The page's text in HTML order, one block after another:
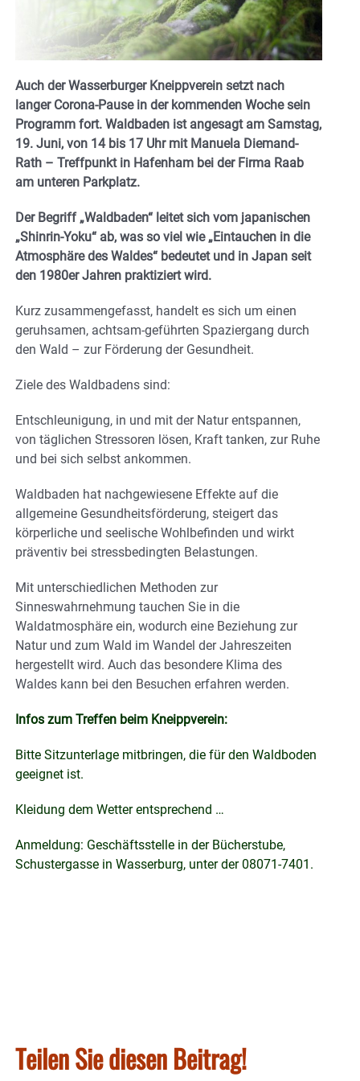
Auch der Wasserburger Kneippverein setzt nach
langer Corona-Pause in der kommenden Woche sein
Programm fort. Waldbaden ist angesagt am Samstag,
19. Juni, von 14 bis 17 Uhr mit Manuela Diemand-
Rath – Treffpunkt in Hafenham bei der Firma Raab
am unteren Parkplatz.
Der Begriff „Waldbaden“ leitet sich vom japanischen
„Shinrin-Yoku“ ab, was so viel wie „Eintauchen in die
Atmosphäre des Waldes“ bedeutet und in Japan seit
den 1980er Jahren praktiziert wird.
Kurz zusammengefasst, handelt es sich um einen
geruhsamen, achtsam-geführten Spaziergang durch
den Wald – zur Förderung der Gesundheit.
Ziele des Waldbadens sind:
Entschleunigung, in und mit der Natur entspannen,
von täglichen Stressoren lösen, Kraft tanken, zur Ruhe
und bei sich selbst ankommen.
Waldbaden hat nachgewiesene Effekte auf die
allgemeine Gesundheitsförderung, steigert das
körperliche und seelische Wohlbefinden und wirkt
präventiv bei stressbedingten Belastungen.
Mit unterschiedlichen Methoden zur
Sinneswahrnehmung tauchen Sie in die
Waldatmosphäre ein, wodurch eine Beziehung zur
Natur und zum Wald im Wandel der Jahreszeiten
hergestellt wird. Auch das besondere Klima des
Waldes kann bei den Besuchen erfahren werden.
Infos zum Treffen beim Kneippverein:
Bitte Sitzunterlage mitbringen, die für den Waldboden
geeignet ist.
Kleidung dem Wetter entsprechend …
Anmeldung: Geschäftsstelle in der Bücherstube,
Schustergasse in Wasserburg, unter der 08071-7401.
Teilen Sie diesen Beitrag!